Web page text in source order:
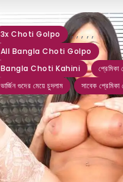
3x Choti Golpo ,
All Bangla Choti Golpo
,
Bangla Choti Kahini
,
প্রেমিকা
,
ভার্জিন গুদের মেয়ে চুদলাম
,
সাবেক প্রেমিকা